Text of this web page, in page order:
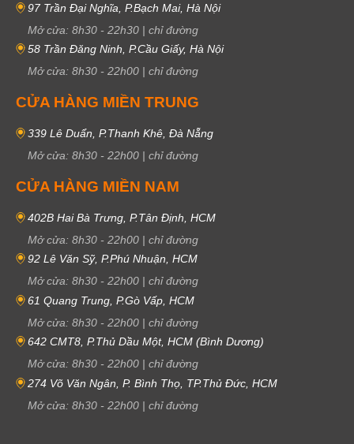
97 Trần Đại Nghĩa, P.Bạch Mai, Hà Nội
Mở cửa: 8h30 - 22h30 | chỉ đường
58 Trần Đăng Ninh, P.Cầu Giấy, Hà Nội
Mở cửa: 8h30 - 22h00 | chỉ đường
CỬA HÀNG MIỀN TRUNG
339 Lê Duẩn, P.Thanh Khê, Đà Nẵng
Mở cửa: 8h30 - 22h00 | chỉ đường
CỬA HÀNG MIỀN NAM
402B Hai Bà Trưng, P.Tân Định, HCM
Mở cửa: 8h30 - 22h00 | chỉ đường
92 Lê Văn Sỹ, P.Phú Nhuận, HCM
Mở cửa: 8h30 - 22h00 | chỉ đường
61 Quang Trung, P.Gò Vấp, HCM
Mở cửa: 8h30 - 22h00 | chỉ đường
642 CMT8, P.Thủ Dầu Một, HCM (Bình Dương)
Mở cửa: 8h30 - 22h00 | chỉ đường
274 Võ Văn Ngân, P. Bình Thọ, TP.Thủ Đức, HCM
Mở cửa: 8h30 - 22h00 | chỉ đường